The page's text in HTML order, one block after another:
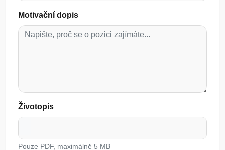
Motivační dopis
Životopis
Pouze PDF, maximálně 5 MB